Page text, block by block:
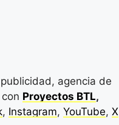
agencia de
Proyectos BTL,
, Instagram, YouTube, X